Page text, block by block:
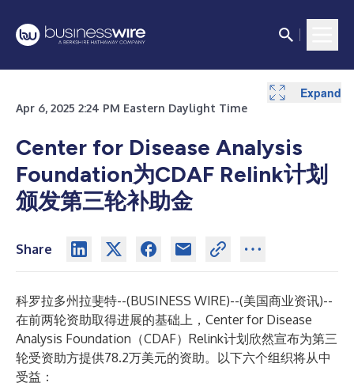
Apr 6, 2025 2:24 PM Eastern Daylight Time
Center for Disease Analysis
Foundation为CDAF Relink计划
颁发第三轮补助金
Share
科罗拉多州拉斐特--(BUSINESS WIRE)--(美国商业资讯)--
在前两轮资助取得进展的基础上，Center for Disease
Analysis Foundation（CDAF）Relink计划欣然宣布为第三
轮受资助方提供78.2万美元的资助。以下六个组织将从中
受益：
Expand